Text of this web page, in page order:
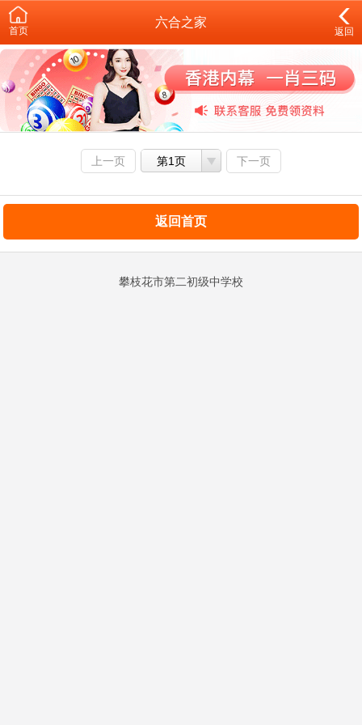
首页
六合之家
返回
上一页 第1页 下一页
返回首页
攀枝花市第二初级中学校